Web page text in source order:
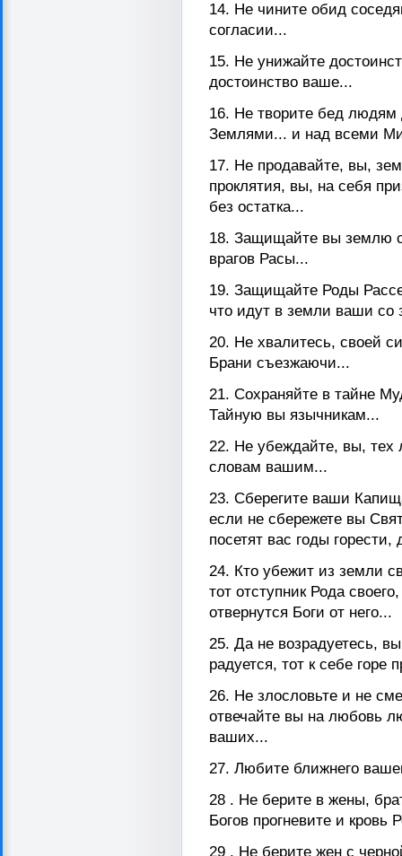
14. Не чините обид
согласии...
15. Не унижайте
достоинство ваше...
16. Не творите бед людям
Землями... и над всеми
17. Не продавайте, вы,
проклятия, вы, на себя
без остатка...
18. Защищайте вы землю
врагов Расы...
19. Защищайте Роды
что идут в земли ваши
20. Не хвалитесь, своей
Брани съезжаючи...
21. Сохраняйте в тайне
Тайную вы язычникам...
22. Не убеждайте, вы, тех
словам вашим...
23. Сберегите ваши
если не сбережете вы
посетят вас годы
24. Кто убежит из земли
тот отступник Рода
отвернутся Боги от него...
25. Да не возрадуетесь,
радуется, тот к себе горе
26. Не злословьте и не
отвечайте вы на любовь
ваших...
27. Любите ближнего
28 . Не берите в жены,
Богов прогневите и кровь
29 . Не берите жен с